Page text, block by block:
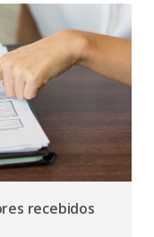
recebidos